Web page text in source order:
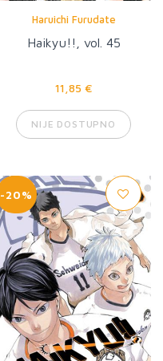
Haruichi Furudate
Haikyu!!, vol. 45
11,85 €
NIJE DOSTUPNO
-20%